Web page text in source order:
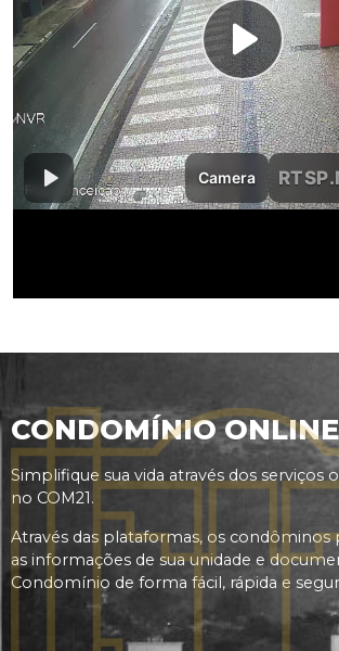
CONDOMÍNIO ONLINE
Simplifique sua vida através dos serviços
no COM21.
Através das plataformas, os condôminos
as informações de sua unidade e
Condomínio de forma fácil, rápida e